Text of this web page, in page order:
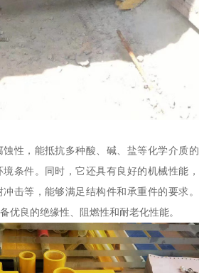
性，能抵抗多种酸、碱、盐等化学介质的
条件。同时，它还具有良好的机械性能，
击等，能够满足结构件和承重件的要求。
优良的绝缘性、阻燃性和耐老化性能。